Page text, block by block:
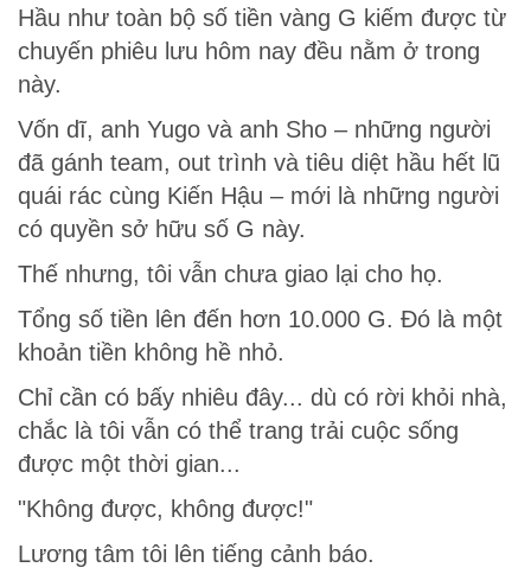
Hầu như toàn bộ số tiền vàng G kiếm được từ
chuyến phiêu lưu hôm nay đều nằm ở trong
này.
Vốn dĩ, anh Yugo và anh Sho – những người
đã gánh team, out trình và tiêu diệt hầu hết lũ
quái rác cùng Kiến Hậu – mới là những người
có quyền sở hữu số G này.
Thế nhưng, tôi vẫn chưa giao lại cho họ.
Tổng số tiền lên đến hơn 10.000 G. Đó là một
khoản tiền không hề nhỏ.
Chỉ cần có bấy nhiêu đây... dù có rời khỏi nhà,
chắc là tôi vẫn có thể trang trải cuộc sống
được một thời gian...
"Không được, không được!"
Lương tâm tôi lên tiếng cảnh báo.